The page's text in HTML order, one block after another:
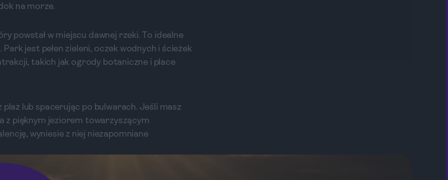
na morze.
powstał w miejscu dawnej rzeki. To idealne
jest pełen zieleni, oczek wodnych i ścieżek
takich jak ogrody botaniczne i place
lub spacerując po bulwarach. Jeśli masz
z pięknym jeziorem towarzyszącym
wyniesie z niej niezapomniane